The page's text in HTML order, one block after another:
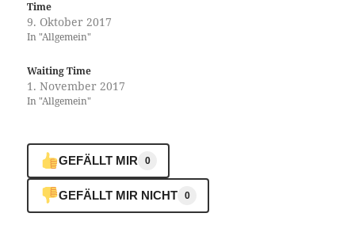
Time
9. Oktober 2017
In "Allgemein"
Waiting Time
1. November 2017
In "Allgemein"
GEFÄLLT MIR 0
GEFÄLLT MIR NICHT 0